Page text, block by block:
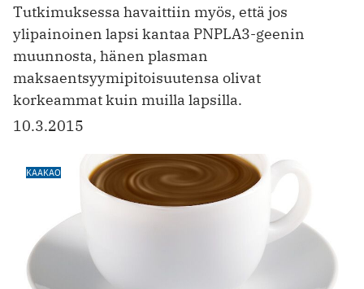
Tutkimuksessa havaittiin myös, että jos
ylipainoinen lapsi kantaa PNPLA3-geenin
muunnosta, hänen plasman
maksaentsyymipitoisuutensa olivat
korkeammat kuin muilla lapsilla.
10.3.2015
KAAKAO